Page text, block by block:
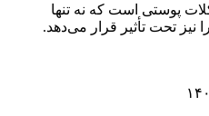
پوستی است که نه تنها
نیز تحت تأثیر قرار می‌دهد.
۰۹